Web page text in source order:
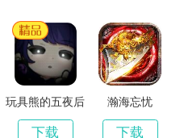
角色的技能和战斗策略，
下载
下载
玩具熊的五夜后
下载
瀚海忘忧
下载